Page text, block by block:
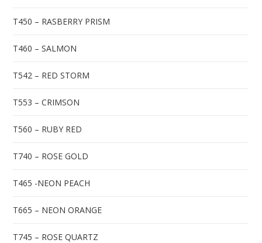
T450 – RASBERRY PRISM
T460 – SALMON
T542 – RED STORM
T553 – CRIMSON
T560 – RUBY RED
T740 – ROSE GOLD
T465 -NEON PEACH
T665 – NEON ORANGE
T745 – ROSE QUARTZ